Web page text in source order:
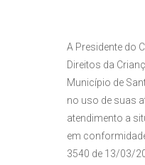
A Presidente do
Direitos da
Município de
no uso de suas
atendimento a
em
3540 de 13/03/